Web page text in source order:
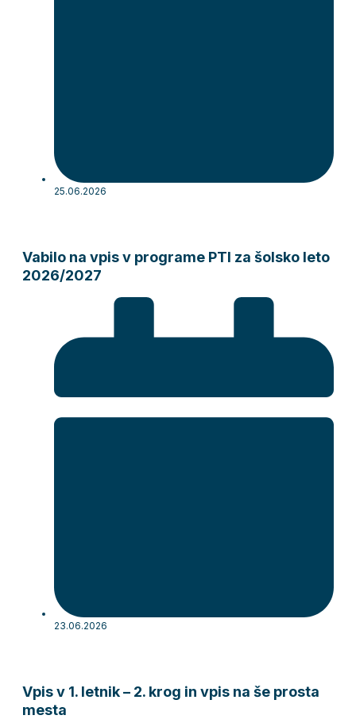
25.06.2026
Vabilo na vpis v programe PTI za šolsko leto
2026/2027
23.06.2026
Vpis v 1. letnik – 2. krog in vpis na še prosta
mesta